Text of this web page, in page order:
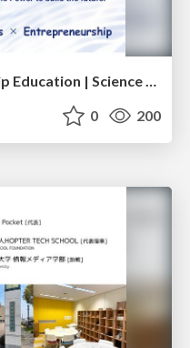
Center for Entrepreneurship Education | Science Tokyo (Institute of Science Tokyo)
0 200